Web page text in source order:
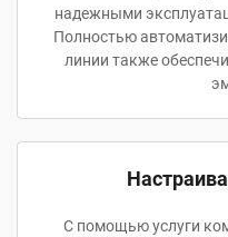
надежными
Полностью
линии также
С помощью услуги